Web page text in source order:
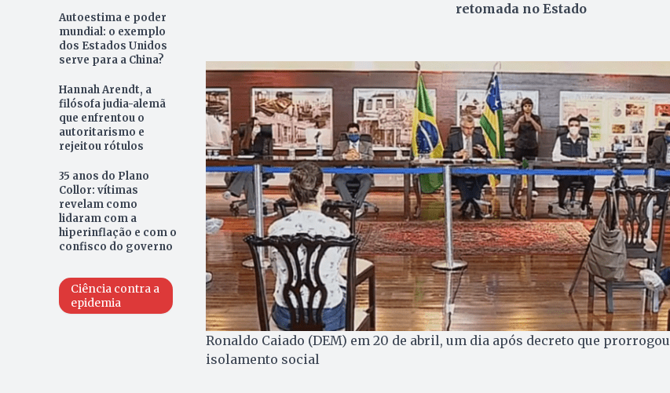
Autoestima e poder
mundial: o exemplo
dos Estados Unidos
serve para a China?
Hannah Arendt, a
filósofa judia-alemã
que enfrentou o
autoritarismo e
rejeitou rótulos
35 anos do Plano
Collor: vítimas
revelam como
lidaram com a
hiperinflação e com o
confisco do governo
Ciência contra a
epidemia
retomada no Estado
Ronaldo Caiado (DEM) em 20 de abril, um dia após decreto que prorrogou
isolamento social